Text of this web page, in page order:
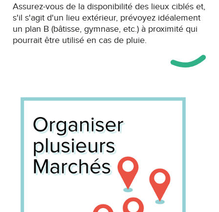
Assurez-vous de la disponibilité des lieux ciblés et,
s'il s'agit d'un lieu extérieur, prévoyez idéalement
un plan B (bâtisse, gymnase, etc.) à proximité qui
pourrait être utilisé en cas de pluie.